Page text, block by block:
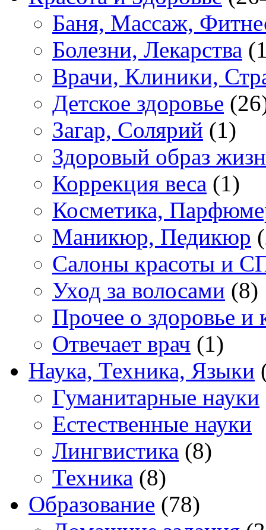
Баня, Массаж,
Болезни, Лекарства
Врачи, Клиники,
Детское здоровье
Загар, Солярий (1)
Здоровый образ
Коррекция веса (1)
Косметика,
Маникюр, Педикюр
Салоны красоты и
Уход за волосами (8)
Прочее о здоровье и
Отвечает врач (1)
Наука, Техника, Языки
Гуманитарные науки
Естественные науки
Лингвистика (8)
Техника (8)
Образование (78)